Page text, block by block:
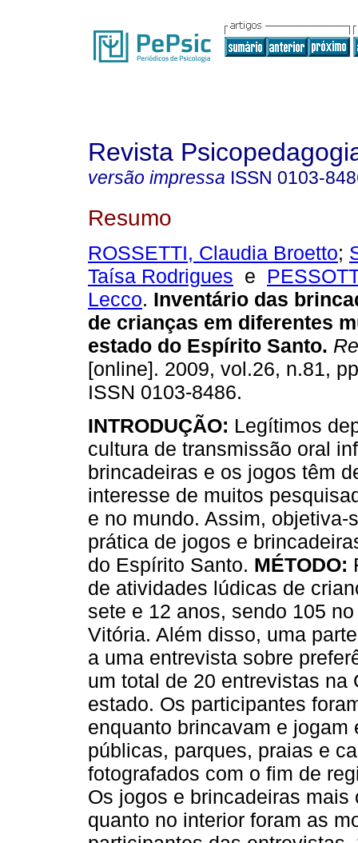
Revista
versão impressa ISSN 0103-
Resumo
ROSSETTI, Claudia Broetto;
Taísa Rodrigues e
Lecco. Inventário das
de crianças em diferentes
estado do Espírito Santo.
[online]. 2009, vol.26, n.81,
ISSN 0103-8486.
INTRODUÇÃO: Legítimos
cultura de transmissão oral
brincadeiras e os jogos têm
interesse de muitos
e no mundo. Assim,
prática de jogos e
do Espírito Santo. MÉTODO:
de atividades lúdicas de
sete e 12 anos, sendo 105
Vitória. Além disso, uma
a uma entrevista sobre
um total de 20 entrevistas na
estado. Os participantes
enquanto brincavam e
públicas, parques, praias e
fotografados com o fim de
Os jogos e brincadeiras
quanto no interior foram as